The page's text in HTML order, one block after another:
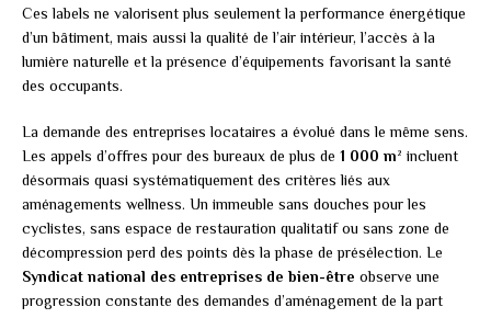
Ces labels ne valorisent plus seulement la performance énergétique
d’un bâtiment, mais aussi la qualité de l’air intérieur, l’accès à la
lumière naturelle et la présence d’équipements favorisant la santé
des occupants.
La demande des entreprises locataires a évolué dans le même sens.
Les appels d’offres pour des bureaux de plus de 1 000 m² incluent
désormais quasi systématiquement des critères liés aux
aménagements wellness. Un immeuble sans douches pour les
cyclistes, sans espace de restauration qualitatif ou sans zone de
décompression perd des points dès la phase de présélection. Le
Syndicat national des entreprises de bien-être observe une
progression constante des demandes d’aménagement de la part